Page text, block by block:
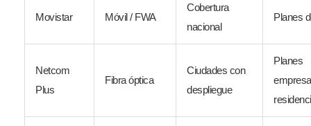
Movistar Móvil / FWA
Cobertura
nacional
Planes
Netcom
Plus
Fibra óptica
Ciudades con
despliegue
Planes